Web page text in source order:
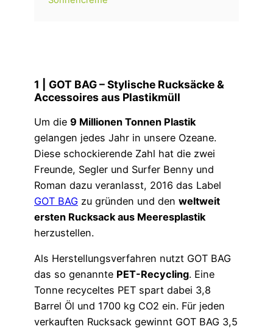
1 | GOT BAG – Stylische Rucksäcke &
Accessoires aus Plastikmüll
Um die 9 Millionen Tonnen Plastik
gelangen jedes Jahr in unsere Ozeane.
Diese schockierende Zahl hat die zwei
Freunde, Segler und Surfer Benny und
Roman dazu veranlasst, 2016 das Label
GOT BAG zu gründen und den weltweit
ersten Rucksack aus Meeresplastik
herzustellen.
Als Herstellungsverfahren nutzt GOT BAG
das so genannte PET-Recycling. Eine
Tonne recyceltes PET spart dabei 3,8
Barrel Öl und 1700 kg CO2 ein. Für jeden
verkauften Rucksack gewinnt GOT BAG 3,5